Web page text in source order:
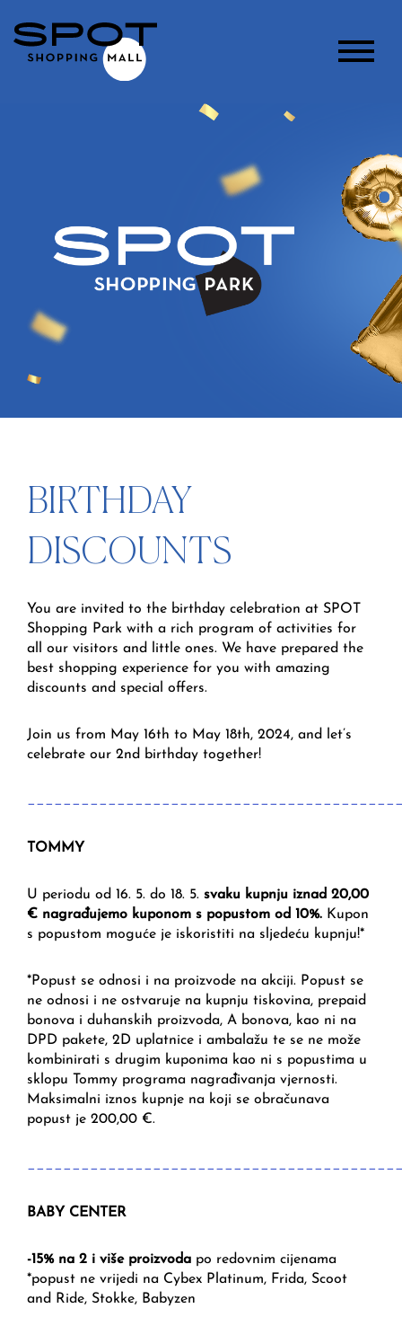
BIRTHDAY
DISCOUNTS
You are invited to the birthday celebration at SPOT
Shopping Park with a rich program of activities for
all our visitors and little ones. We have prepared the
best shopping experience for you with amazing
discounts and special offers.
Join us from May 16th to May 18th, 2024, and let’s
celebrate our 2nd birthday together!
TOMMY
U periodu od 16. 5. do 18. 5. svaku kupnju iznad 20,00
€ nagrađujemo kuponom s popustom od 10%. Kupon
s popustom moguće je iskoristiti na sljedeću kupnju!*
*Popust se odnosi i na proizvode na akciji. Popust se
ne odnosi i ne ostvaruje na kupnju tiskovina, prepaid
bonova i duhanskih proizvoda, A bonova, kao ni na
DPD pakete, 2D uplatnice i ambalažu te se ne može
kombinirati s drugim kuponima kao ni s popustima u
sklopu Tommy programa nagrađivanja vjernosti.
Maksimalni iznos kupnje na koji se obračunava
popust je 200,00 €.
BABY CENTER
-15% na 2 i više proizvoda po redovnim cijenama
*popust ne vrijedi na Cybex Platinum, Frida, Scoot
and Ride, Stokke, Babyzen